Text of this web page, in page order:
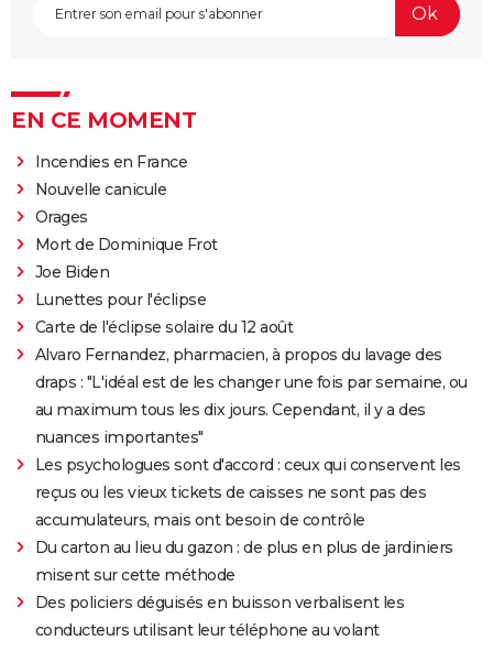
EN CE MOMENT
Incendies en France
Nouvelle canicule
Orages
Mort de Dominique Frot
Joe Biden
Lunettes pour l'éclipse
Carte de l'éclipse solaire du 12 août
Alvaro Fernandez, pharmacien, à propos du lavage des
draps : "L'idéal est de les changer une fois par semaine, ou
au maximum tous les dix jours. Cependant, il y a des
nuances importantes"
Les psychologues sont d'accord : ceux qui conservent les
reçus ou les vieux tickets de caisses ne sont pas des
accumulateurs, mais ont besoin de contrôle
Du carton au lieu du gazon : de plus en plus de jardiniers
misent sur cette méthode
Des policiers déguisés en buisson verbalisent les
conducteurs utilisant leur téléphone au volant